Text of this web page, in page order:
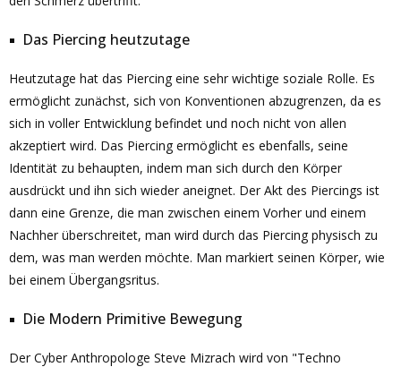
Das Piercing heutzutage
Heutzutage hat das Piercing eine sehr wichtige soziale Rolle. Es
ermöglicht zunächst, sich von Konventionen abzugrenzen, da es
sich in voller Entwicklung befindet und noch nicht von allen
akzeptiert wird. Das Piercing ermöglicht es ebenfalls, seine
Identität zu behaupten, indem man sich durch den Körper
ausdrückt und ihn sich wieder aneignet. Der Akt des Piercings ist
dann eine Grenze, die man zwischen einem Vorher und einem
Nachher überschreitet, man wird durch das Piercing physisch zu
dem, was man werden möchte. Man markiert seinen Körper, wie
bei einem Übergangsritus.
Die Modern Primitive Bewegung
Der Cyber Anthropologe Steve Mizrach wird von "Techno